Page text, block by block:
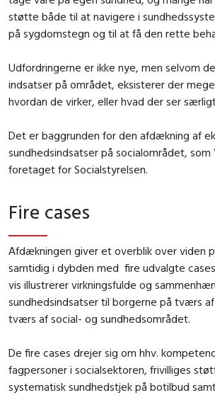
støtte både til at navigere i
på sygdomstegn og til at få den rette
Udfordringerne er ikke nye, men selvom
indsatser på området, eksisterer der
hvordan de virker, eller hvad der ser
Det er baggrunden for den afdækning af
sundhedsindsatser på socialområdet, som
foretaget for Socialstyrelsen.
Fire cases
Afdækningen giver et overblik over viden
samtidig i dybden med fire udvalgte
vis illustrerer virkningsfulde og
sundhedsindsatser til borgerne på tværs
tværs af social- og sundhedsområdet.
De fire cases drejer sig om hhv.
fagpersoner i socialsektoren, frivilliges
systematisk sundhedstjek på botilbud